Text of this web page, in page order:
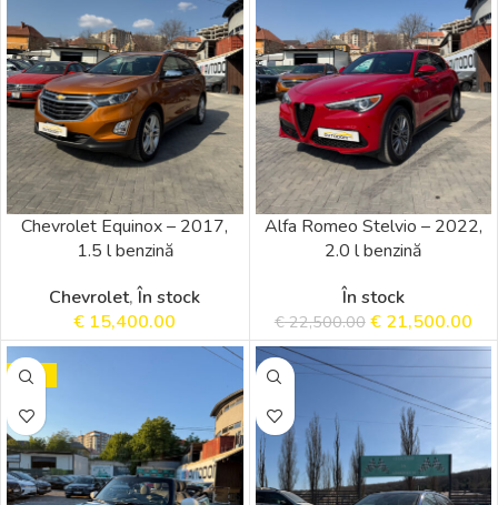
Chevrolet Equinox – 2017,
1.5 l benzină
Chevrolet,În stock
€ 15,400.00
Alfa Romeo Stelvio – 2022,
2.0 l benzină
În stock
€22,500.00 €21,500.00
SALE